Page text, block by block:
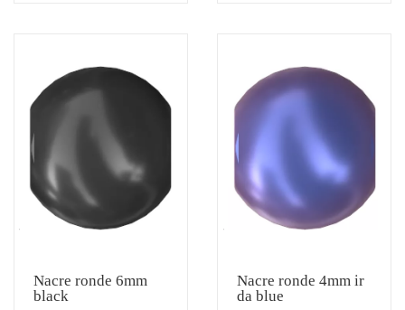
Nacre ronde 6mm
black
Nacre ronde 4mm ir
da blue